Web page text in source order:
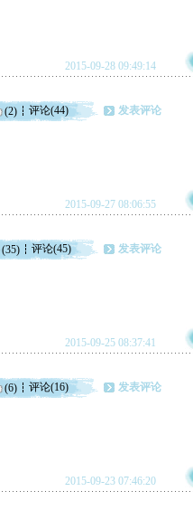
2015-09-28 09:49:14
(2) 评论(44) 发表评论
2015-09-27 08:06:55
(35) 评论(45) 发表评论
2015-09-25 08:37:41
(6) 评论(16) 发表评论
2015-09-23 07:46:20